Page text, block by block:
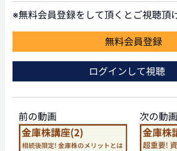
※無料会員登録をして頂くとご視聴頂
無料会員登録
ログインして視聴
前の動画 次の動画